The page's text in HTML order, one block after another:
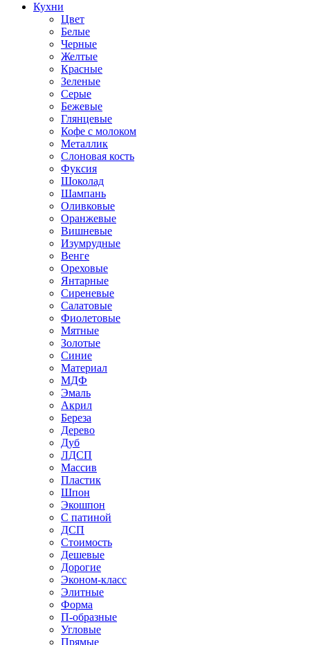
Кухни
Цвет
Белые
Черные
Желтые
Красные
Зеленые
Серые
Бежевые
Глянцевые
Кофе с молоком
Металлик
Слоновая кость
Фуксия
Шоколад
Шампань
Оливковые
Оранжевые
Вишневые
Изумрудные
Венге
Ореховые
Янтарные
Сиреневые
Салатовые
Фиолетовые
Мятные
Золотые
Синие
Материал
МДФ
Эмаль
Акрил
Береза
Дерево
Дуб
ЛДСП
Массив
Пластик
Шпон
Экошпон
С патиной
ДСП
Стоимость
Дешевые
Дорогие
Эконом-класс
Элитные
Форма
П-образные
Угловые
Прямые